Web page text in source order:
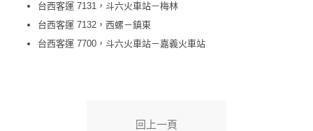
台西客運 7131，斗六火車站－梅林
台西客運 7132，西螺－鎮東
台西客運 7700，斗六火車站－嘉義火車站
回上一頁